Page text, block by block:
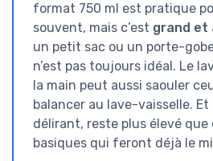
format 750 ml est pratique
souvent, mais c’est grand et
un petit sac ou un porte-
n’est pas toujours idéal. Le
la main peut aussi saouler
balancer au lave-vaisselle.
délirant, reste plus élevé que
basiques qui feront déjà le